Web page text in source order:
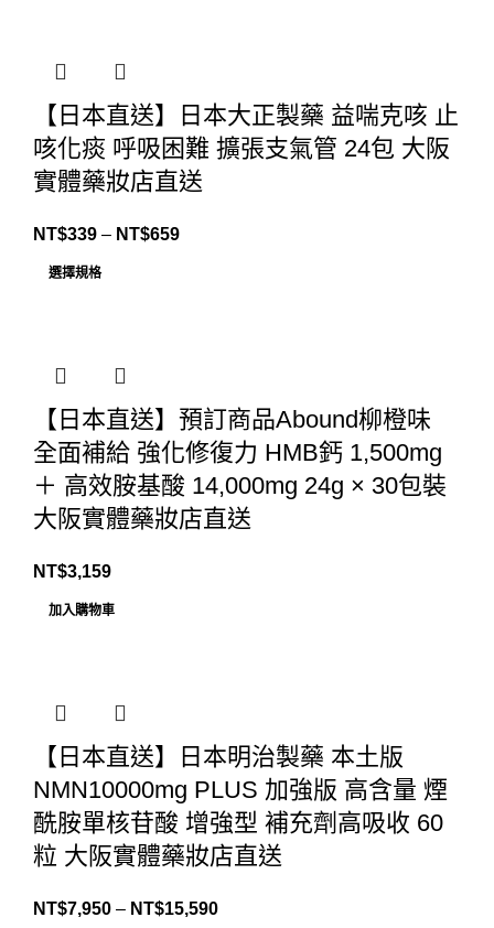
【日本直送】日本大正製藥 益喘克咳 止
咳化痰 呼吸困難 擴張支氣管 24包 大阪
實體藥妝店直送
NT$339 – NT$659價
選擇規格
【日本直送】預訂商品Abound柳橙味
全面補給 強化修復力 HMB鈣 1,500mg
＋ 高效胺基酸 14,000mg 24g × 30包裝
大阪實體藥妝店直送
NT$3,159
加入購物車
【日本直送】日本明治製藥 本土版
NMN10000mg PLUS 加強版 高含量 煙
酰胺單核苷酸 增強型 補充劑高吸收 60
粒 大阪實體藥妝店直送
NT$7,950 – NT$15,590價